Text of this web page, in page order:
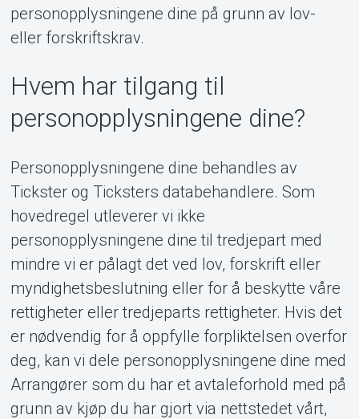
personopplysningene dine på grunn av lov-
eller forskriftskrav.
Hvem har tilgang til
personopplysningene dine?
Personopplysningene dine behandles av
Tickster og Ticksters databehandlere. Som
hovedregel utleverer vi ikke
personopplysningene dine til tredjepart med
mindre vi er pålagt det ved lov, forskrift eller
myndighetsbeslutning eller for å beskytte våre
rettigheter eller tredjeparts rettigheter. Hvis det
er nødvendig for å oppfylle forpliktelsen overfor
deg, kan vi dele personopplysningene dine med
Arrangører som du har et avtaleforhold med på
grunn av kjøp du har gjort via nettstedet vårt,